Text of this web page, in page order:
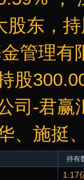
股东，
管理
股
司-君
、施挺
持有
1.17